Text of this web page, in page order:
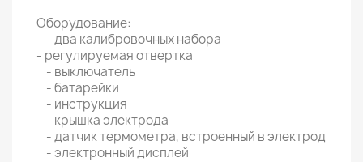
Оборудование:
- два калибровочных набора
- регулируемая отвертка
- выключатель
- батарейки
- инструкция
- крышка электрода
- датчик термометра, встроенный в электрод
- электронный дисплей